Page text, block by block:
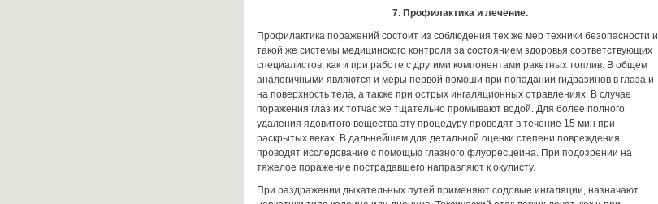
7. Профилактика и лечение.
Профилактика поражений состоит из соблюдения тех же мер техники безопасности и
такой же системы медицинского контроля за состоянием здоровья соответствующих
специалистов, как и при работе с другими компонентами ракетных топлив. В общем
аналогичными являются и меры первой помоши при попадании гидразинов в глаза и
на поверхность тела, а также при острых ингаляционных отравлениях. В случае
поражения глаз их тотчас же тщательно промывают водой. Для более полного
удаления ядовитого вещества эту процедуру проводят в течение 15 мин при
раскрытых веках. В дальнейшем для детальной оценки степени повреждения
проводят исследование с помощью глазного флуоресцеина. При подозрении на
тяжелое поражение пострадавшего направляют к окулисту.
При раздражении дыхательных путей применяют содовые ингаляции, назначают